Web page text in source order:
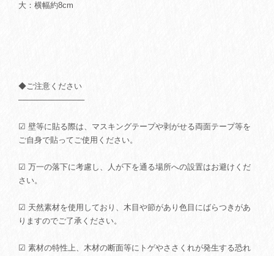
大：横幅約8cm
◆ご注意ください
────────────
☑ 壁等に貼る際は、マスキングテープや剥がせる両面テープ等を
ご自身で貼ってご使用ください。
☑ 万一の落下に考慮し、人が下を通る場所への設置はお避けくだ
さい。
☑ 天然素材を使用しており、木目や節があり色目にばらつきがあ
りますのでご了承ください。
☑ 素材の特性上、木材の断面等にトゲやささくれが発生する恐れ